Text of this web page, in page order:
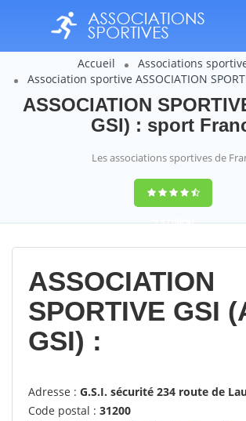
Accueil
Associations
Association sportive ASSOCIATION
ASSOCIATION
GSI) : sport
Les associations sportives de
9,4(100%)
14358votes
ASSOCIATION
SPORTIVE GSI
GSI) :
Adresse : G.S.I. sécurité 234 route de
Code postal : 31200